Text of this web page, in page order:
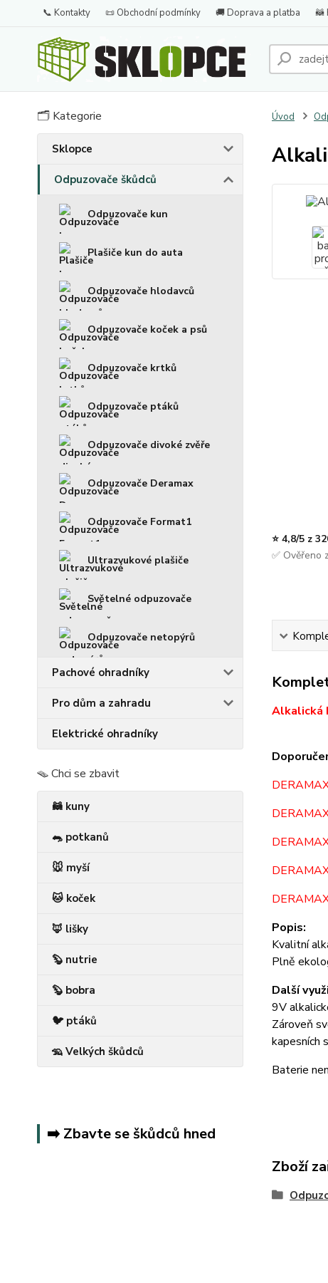
📞 Kontakty 📜 Obchodní podmínky 🚚 Doprava a platba 🦝
🗂️ Kategorie
Sklopce
Odpuzovače škůdců
Odpuzovače kun
Plašiče kun do auta
Odpuzovače hlodavců
Odpuzovače koček a psů
Odpuzovače krtků
Odpuzovače ptáků
Odpuzovače divoké zvěře
Odpuzovače Deramax
Odpuzovače Format1
Ultrazvukové plašiče
Světelné odpuzovače
Odpuzovače netopýrů
Pachové ohradníky
Pro dům a zahradu
Elektrické ohradníky
🪤 Chci se zbavit
🦝 kuny
🐀 potkanů
🐭 myší
🐱 koček
🦊 lišky
🦫 nutrie
🦫 bobra
🐦 ptáků
🦡 Velkých škůdců
➡️ Zbavte se škůdců hned
Úvod
⭐ 4,8/5 z
✅ Ověřeno
Alkalická
Popis:
Kvalitní
Plně
Další
9V
Zároveň
kapesních
Baterie
Zboží